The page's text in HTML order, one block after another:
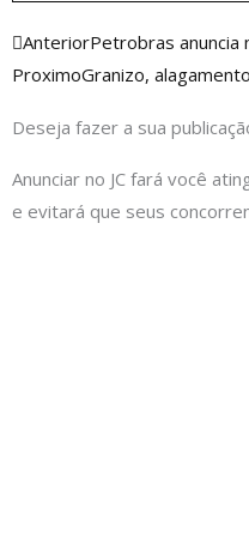
Anterior
AnteriorPetrobras anuncia
ProximoGranizo,
Deseja fazer a sua
Anunciar no JC fará você
e evitará que seus